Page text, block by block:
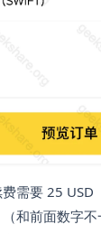
需要 25 USD
和前面数字